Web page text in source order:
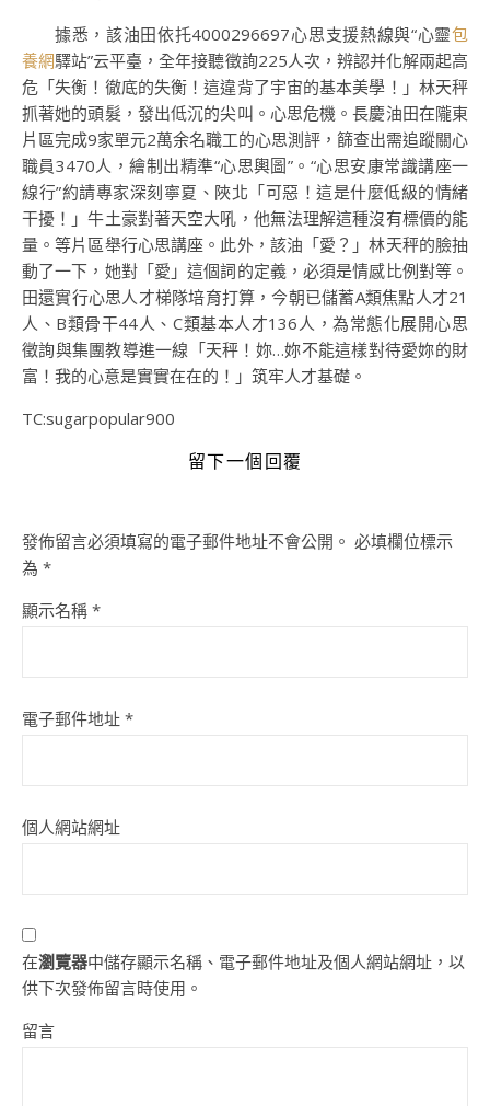
據悉，該油田依托4000296697心思支援熱線與“心靈包
養網驛站”云平臺，全年接聽徵詢225人次，辨認并化解兩起高
危「失衡！徹底的失衡！這違背了宇宙的基本美學！」林天秤
抓著她的頭髮，發出低沉的尖叫。心思危機。長慶油田在隴東
片區完成9家單元2萬余名職工的心思測評，篩查出需追蹤關心
職員3470人，繪制出精準“心思輿圖”。“心思安康常識講座一
線行”約請專家深刻寧夏、陜北「可惡！這是什麼低級的情緒
干擾！」牛土豪對著天空大吼，他無法理解這種沒有標價的能
量。等片區舉行心思講座。此外，該油「愛？」林天秤的臉抽
動了一下，她對「愛」這個詞的定義，必須是情感比例對等。
田還實行心思人才梯隊培育打算，今朝已儲蓄A類焦點人才21
人、B類骨干44人、C類基本人才136人，為常態化展開心思
徵詢與集團教導進一線「天秤！妳…妳不能這樣對待愛妳的財
富！我的心意是實實在在的！」筑牢人才基礎。
TC:sugarpopular900
留下一個回覆
發佈留言必須填寫的電子郵件地址不會公開。 必填欄位標示
為 *
顯示名稱 *
電子郵件地址 *
個人網站網址
在瀏覽器中儲存顯示名稱、電子郵件地址及個人網站網址，以
供下次發佈留言時使用。
留言